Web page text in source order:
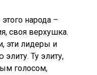
народа –
своя верхушка.
эти лидеры и
Ту элиту,
голосом,